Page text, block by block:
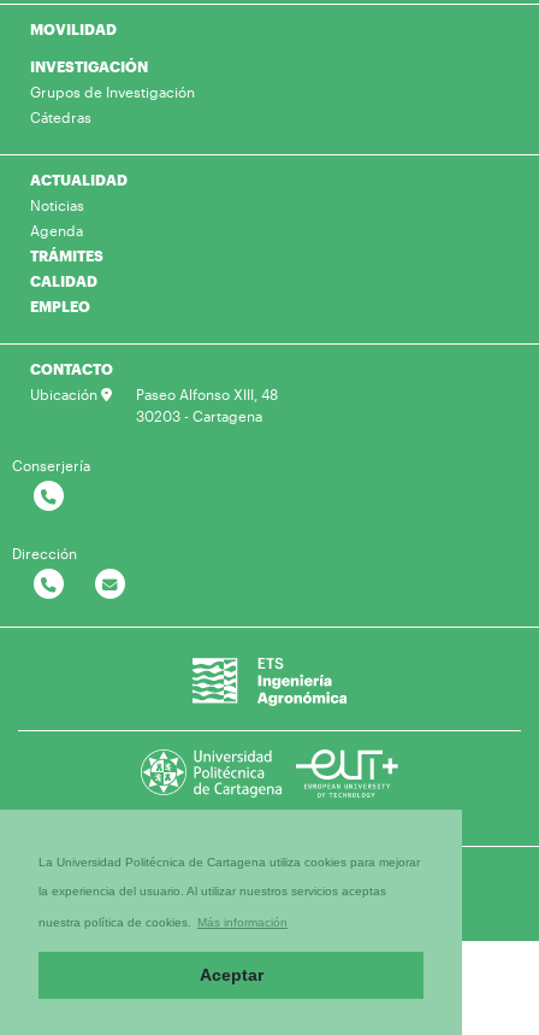
La Universidad Politécnica de Cartagena utiliza cookies para mejorar
la experiencia del usuario. Al utilizar nuestros servicios aceptas
nuestra política de cookies. Más información
Aceptar
MOVILIDAD
INVESTIGACIÓN
Grupos de Investigación
Cátedras
ACTUALIDAD
Noticias
Agenda
TRÁMITES
CALIDAD
EMPLEO
CONTACTO
Ubicación
Paseo Alfonso XIII, 48
30203 - Cartagena
Conserjería
Dirección